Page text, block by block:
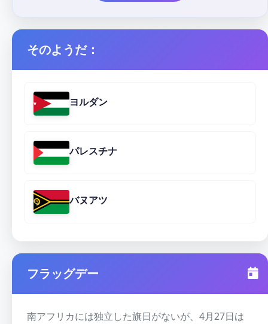
そのようだ：
ヨルダン
パレスチナ
バヌアツ
フラッグデー
南アフリカには独立した旗日がないが、4月27日は